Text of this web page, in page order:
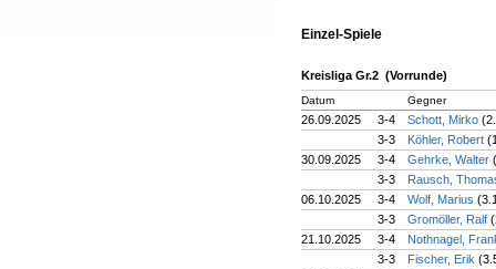
Einzel-Spiele
Kreisliga Gr.2 (Vorrunde)
Datum Gegner
26.09.2025 3-4 Schott, Mirko
3-3
Köhler, Robert
30.09.2025
3-4 Gehrke, Walter
3-3
Rausch,
06.10.2025
3-4 Wolf, Marius
3-3
Gromöller, Ralf
21.10.2025
3-4
Nothnagel,
3-3
Fischer, Erik